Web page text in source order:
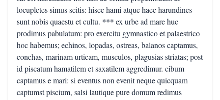
locupletes simus scitis: hisce hami atque haec harundines
sunt nobis quaestu et cultu. *** ex urbe ad mare huc
prodimus pabulatum: pro exercitu gymnastico et palaestrico
hoc habemus; echinos, lopadas, ostreas, balanos captamus,
conchas, marinam urticam, musculos, plagusias striatas; post
id piscatum hamatilem et saxatilem aggredimur. cibum
captamus e mari: si eventus non evenit neque quicquam
captumst piscium, salsi lautique pure domum redimus